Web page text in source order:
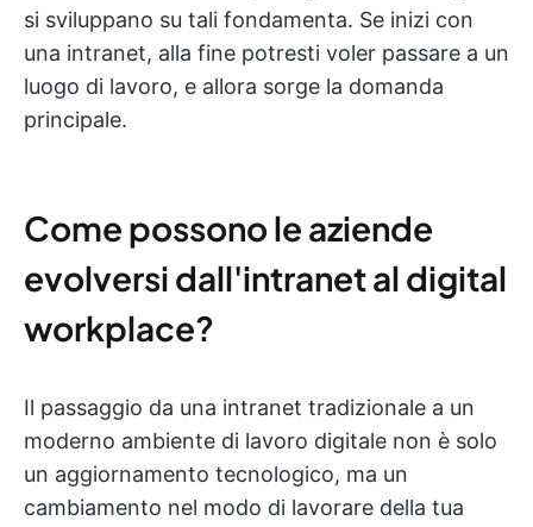
si sviluppano su tali fondamenta. Se inizi con
una intranet, alla fine potresti voler passare a un
luogo di lavoro, e allora sorge la domanda
principale.
Come possono le aziende
evolversi dall'intranet al digital
workplace?
Il passaggio da una intranet tradizionale a un
moderno ambiente di lavoro digitale non è solo
un aggiornamento tecnologico, ma un
cambiamento nel modo di lavorare della tua